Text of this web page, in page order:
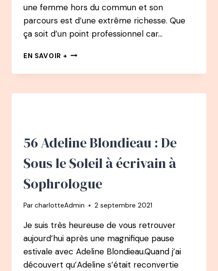
une femme hors du commun et son
parcours est d’une extrême richesse. Que
ça soit d’un point professionnel car…
EN SAVOIR + PODCAST
GAËLLE
:
KIFFE
CYCLE
56 Adeline Blondieau : De
Sous le Soleil à écrivain à
Sophrologue
ParcharlotteAdmin 2 septembre 2021
Je suis très heureuse de vous retrouver
aujourd’hui après une magnifique pause
estivale avec Adeline Blondieau.Quand j’ai
découvert qu’Adeline s’était reconvertie